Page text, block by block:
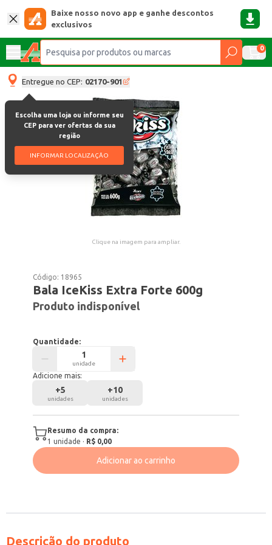
Baixe nosso novo app e ganhe descontos
exclusivos
0
Entregue no CEP: 02170-901
Escolha uma loja ou informe seu
CEP para ver ofertas da sua
região
INFORMAR LOCALIZAÇÃO
Clique na imagem para ampliar.
Código: 18965
Bala IceKiss Extra Forte 600g
Produto indisponível
Quantidade:
unidade
Adicione mais:
+5
unidades
+10
unidades
Resumo da compra:
1 unidade · R$ 0,00
Adicionar ao carrinho
Descrição do produto